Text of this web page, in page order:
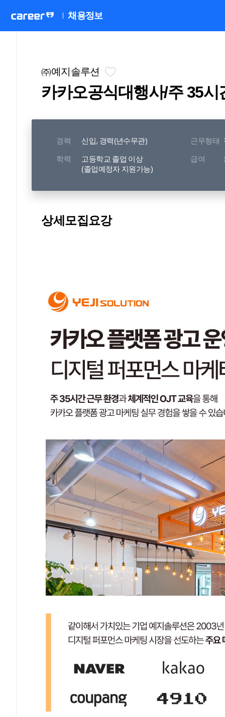
채용정보
㈜예지솔루션
카카오공식대행사/주 35
경력 신입, 경력(년수무관) 근무형태
학력
고등학교 졸업 이상
(졸업예정자 지원가능)
급여
상세모집요강